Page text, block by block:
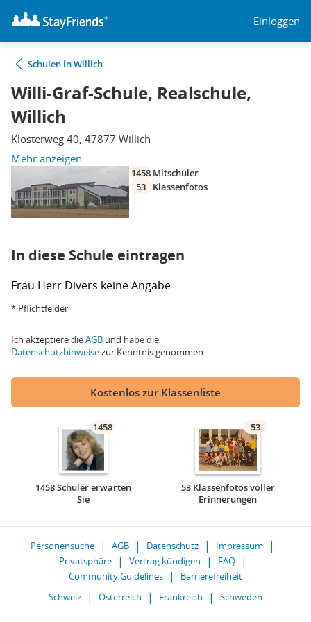
Einloggen
Schulen in Willich
Willi-Graf-Schule, Realschule,
Willich
Klosterweg 40, 47877 Willich
Mehr anzeigen
1458 Mitschüler
53
Klassenfotos
In diese Schule eintragen
Frau Herr Divers keine Angabe
* Pflichtfelder
Ich akzeptiere dieAGB und habe die
Datenschutzhinweisezur Kenntnis genommen.
Kostenlos zur Klassenliste
1458
1458 Schüler erwarten
Sie
53
53 Klassenfotos voller
Erinnerungen
Personensuche AGB Datenschutz
Impressum
Privatsphäre
Vertrag kündigen
FAQ
Community Guidelines
Barrierefreiheit
Schweiz
Österreich Frankreich Schweden